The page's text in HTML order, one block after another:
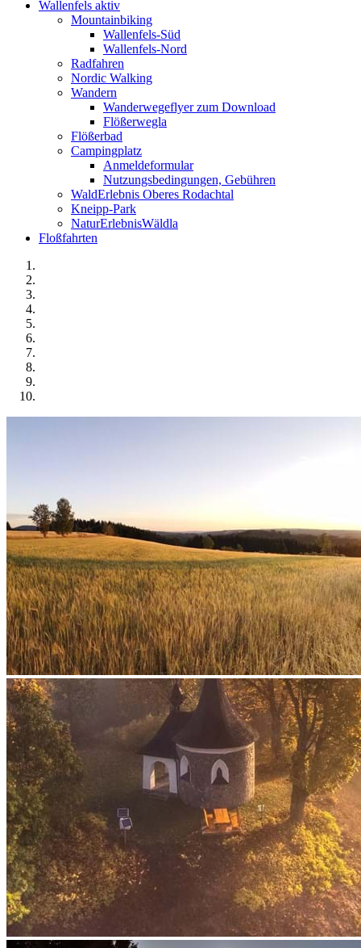
Wallenfels aktiv
Mountainbiking
Wallenfels-Süd
Wallenfels-Nord
Radfahren
Nordic Walking
Wandern
Wanderwegeflyer zum Download
Flößerwegla
Flößerbad
Campingplatz
Anmeldeformular
Nutzungsbedingungen, Gebühren
WaldErlebnis Oberes Rodachtal
Kneipp-Park
NaturErlebnisWäldla
Floßfahrten